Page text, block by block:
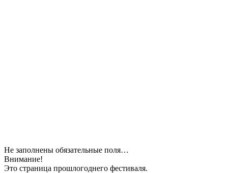
Не заполнены обязательные поля…
Внимание!
Это страница прошлогоднего фестиваля.